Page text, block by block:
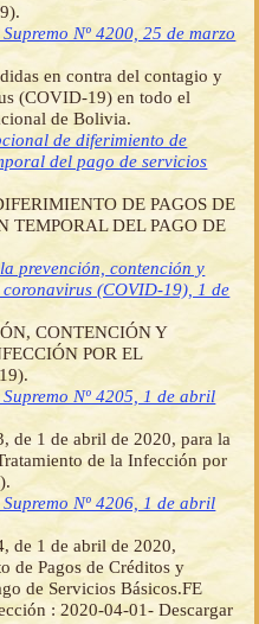
Nº 4200, 25 de marzo
en contra del contagio y
(COVID-19) en todo el
de Bolivia.
de diferimiento de
del pago de servicios
DE PAGOS DE
TEMPORAL DEL PAGO DE
prevención, contención y
(COVID-19), 1 de
CONTENCIÓN Y
POR EL
Nº 4205, 1 de abril
de 1 de abril de 2020, para la
de la Infección por
Nº 4206, 1 de abril
de 1 de abril de 2020,
de Pagos de Créditos y
de Servicios Básicos.FE
: 2020-04-01- Descargar